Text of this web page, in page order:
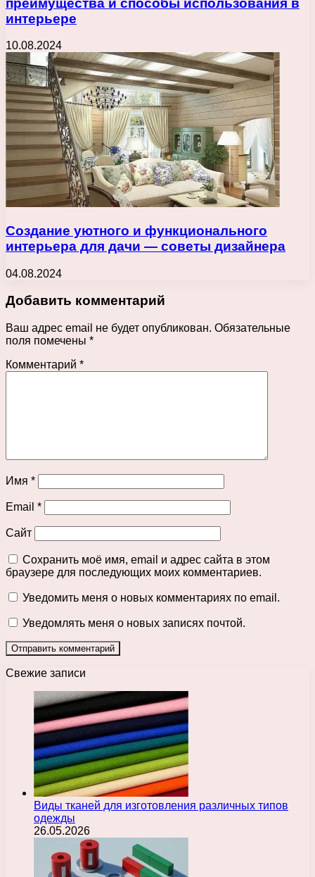
интерьере
10.08.2024
Создание уютного и функционального
интерьера для дачи — советы дизайнера
04.08.2024
Добавить комментарий
Ваш адрес email не будет опубликован. Обязательные
поля помечены *
Комментарий *
Имя *
Email *
Сайт
Сохранить моё имя, email и адрес сайта в этом
браузере для последующих моих комментариев.
Уведомить меня о новых комментариях по email.
Уведомлять меня о новых записях почтой.
Свежие записи
Виды тканей для изготовления различных типов
одежды
26.05.2026